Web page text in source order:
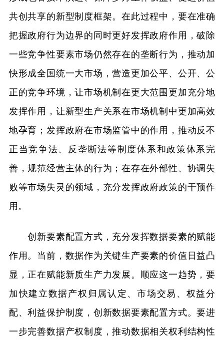
共创共享的新型制度框架。在此过程中，要在准确
把握政府行为边界的同时更好发挥政府作用，破除
一些竞争性要素市场仍然存在的垄断行为，推动加
快形成全国统一大市场，营造更加公平、公开、公
正的竞争环境，让市场机制在更大范围更加充分地
发挥作用，让新型生产关系在市场机制中更加高效
地孕育；发挥政府在市场监管中的作用，推动反不
正当竞争法、反垄断法等制度体系和政策体系完
善，规范经营主体的行为；在存在外部性、协调失
败等市场失灵的领域，充分发挥政府政策的干预作
用。
创新要素配置方式，充分发挥数据要素的赋能
作用。当前，数据作为关键生产要素的价值日益凸
显，正在赋能新质生产力发展。顺应这一趋势，要
加快建立数据产权归属认定、市场交易、权益分
配、利益保护制度，创新数据要素配置方式。要进
一步完善数据产权制度，推动数据相关权利结构性